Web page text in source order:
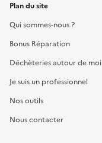
Plan du site
Qui sommes-nous ?
Bonus Réparation
Déchèteries autour de moi
Je suis un professionnel
Nos outils
Nous contacter